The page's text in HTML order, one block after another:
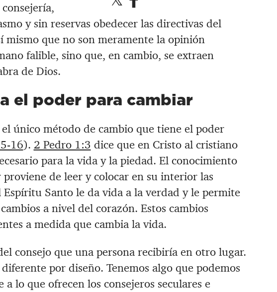
y sin reservas obedecer las directivas del
mismo que no son meramente la opinión
falible, sino que, en cambio, se extraen
de Dios.
el poder para cambiar
único método de cambio que tiene el poder
16). 2 Pedro 1:3 dice que en Cristo al cristiano
para la vida y la piedad. El conocimiento
de leer y colocar en su interior las
Espíritu Santo le da vida a la verdad y le permite
a nivel del corazón. Estos cambios
a medida que cambia la vida.
consejo que una persona recibiría en otro lugar.
por diseño. Tenemos algo que podemos
lo que ofrecen los consejeros seculares e